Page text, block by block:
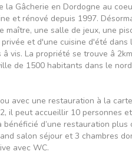
Gâcherie en Dordogne au
et rénové depuis 1997.
une salle de jeux, une
et d'une cuisine d'été
vis. La propriété se trouve â 2km
de 1500 habitants dans le
avec une restauration à la
il peut accueillir 10 personnes
bénéficié d’une restauration plus
salon séjour et 3 chambres
avec WC.